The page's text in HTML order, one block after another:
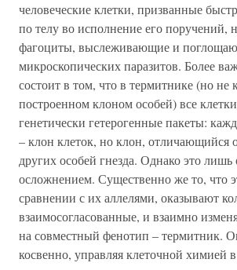
человеческие клетки, призванные
по телу во исполнение его поручений,
фагоциты, выслеживающие и
микроскопических паразитов. Более
состоит в том, что в термитнике (но не
построенном клоном особей) все
генетически гетерогенные пакеты:
– клон клеток, но клон, отличающийся
других особей гнезда. Однако это лишь
осложнением. Существенно же то, что
сравнении с их аллелями, оказывают
взаимосогласованные, и взаимно
на совместный фенотип – термитник.
косвенно, управляя клеточной химией